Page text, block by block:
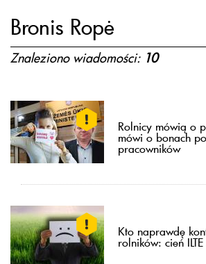
Bronis Ropė
Znaleziono wiadomości: 10
Rolnicy mówią o
mówi o bonach
pracowników
Kto naprawdę
rolników: cień